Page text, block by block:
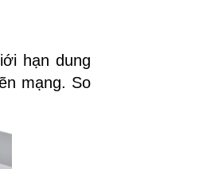
hạn dung
mạng. So